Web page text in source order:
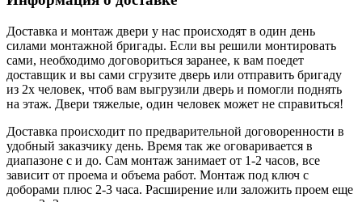
Доставка и монтаж двери у нас происходят в один день
силами монтажной бригады. Если вы решили монтировать
сами, необходимо договориться заранее, к вам поедет
доставщик и вы сами сгрузите дверь или отправить бригаду
из 2х человек, чтоб вам выгрузили дверь и помогли поднять
на этаж. Двери тяжелые, один человек может не справиться!
Доставка происходит по предварительной договоренности в
удобный заказчику день. Время так же оговаривается в
диапазоне с и до. Сам монтаж занимает от 1-2 часов, все
зависит от проема и объема работ. Монтаж под ключ с
доборами плюс 2-3 часа. Расширение или заложить проем еще